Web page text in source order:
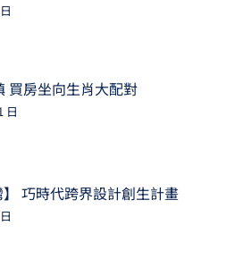
買房坐向生肖大配對
日
】 巧時代跨界設計創生計畫